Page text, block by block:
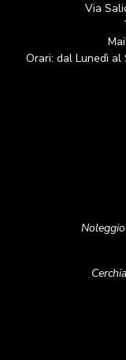
Via
Orari: dal Lunedì